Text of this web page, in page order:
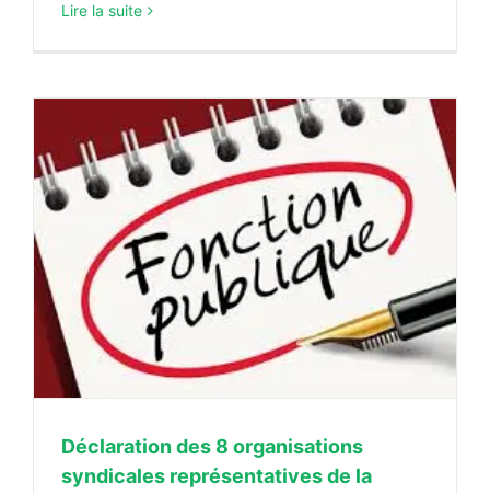
Lire la suite
Déclaration des 8 organisations
syndicales représentatives de la